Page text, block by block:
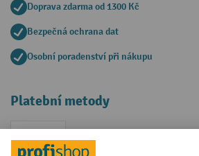
Doprava zdarma od 1300 Kč
Bezpečná ochrana dat
Osobní poradenství při nákupu
Platební metody
Faktura